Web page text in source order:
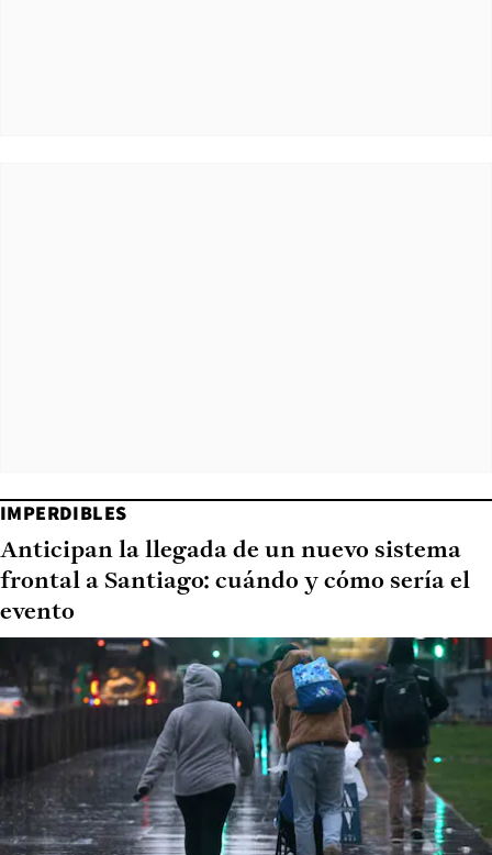
IMPERDIBLES
Anticipan la llegada de un nuevo sistema
frontal a Santiago: cuándo y cómo sería el
evento